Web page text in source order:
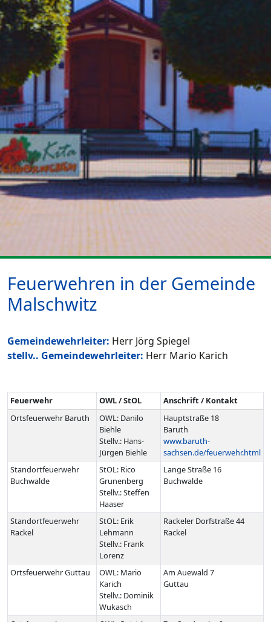
Feuerwehren in der Gemeinde
Malschwitz
Gemeindewehrleiter: Herr Jörg Spiegel
stellv.. Gemeindewehrleiter: Herr Mario Karich
Feuerwehr OWL / StOL
Anschrift / Kontakt
Ortsfeuerwehr Baruth
OWL: Danilo
Biehle
Stellv.: Hans-
Jürgen Biehle
Hauptstraße 18
Baruth
www.baruth-
sachsen.de/feuerwehr.html
Standortfeuerwehr
Buchwalde
StOL: Rico
Grunenberg
Stellv.: Steffen
Haaser
Lange Straße 16
Buchwalde
Standortfeuerwehr
Rackel
StOL: Erik
Lehmann
Stellv.: Frank
Lorenz
Rackeler Dorfstraße 44
Rackel
Ortsfeuerwehr Guttau
OWL: Mario
Karich
Stellv.: Dominik
Wukasch
Am Auewald 7
Guttau